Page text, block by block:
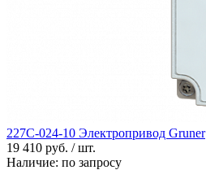
227C-024-10 Электропривод Gruner
19 410 руб. / шт.
Наличие: по запросу